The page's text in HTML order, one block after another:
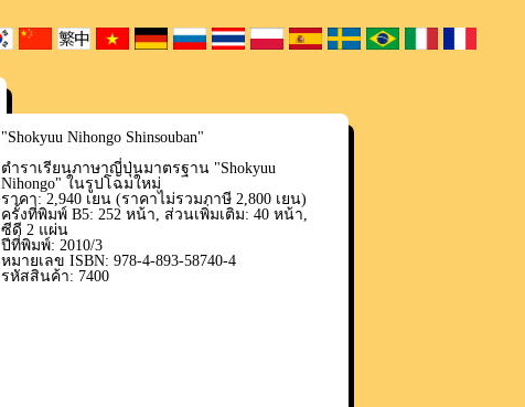
"Shokyuu Nihongo Shinsouban"
ตำราเรียนภาษาญี่ปุ่นมาตรฐาน "Shokyuu
Nihongo" ในรูปโฉมใหม่
ราคา: 2,940 เยน (ราคาไม่รวมภาษี 2,800 เยน)
ครั้งที่พิมพ์ B5: 252 หน้า, ส่วนเพิ่มเติม: 40 หน้า,
ซีดี 2 แผ่น
ปีที่พิมพ์: 2010/3
หมายเลข ISBN: 978-4-893-58740-4
รหัสสินค้า: 7400